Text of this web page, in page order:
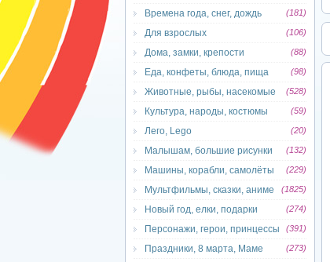
Времена года, снег, дождь (181)
Для взрослых (106)
Дома, замки, крепости (88)
Еда, конфеты, блюда, пища (98)
Животные, рыбы, насекомые (528)
Культура, народы, костюмы (59)
Лего, Lego (20)
Малышам, большие рисунки (132)
Машины, корабли, самолёты (229)
Мультфильмы, сказки, аниме (1825)
Новый год, елки, подарки (274)
Персонажи, герои, принцессы (391)
Праздники, 8 марта, Маме (273)